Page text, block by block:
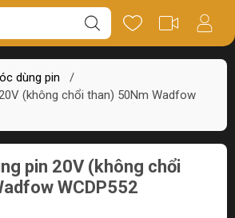
dùng pin
/
(không chổi than) 50Nm Wadfow
Review
pin 20V (không chổi
WCDP552